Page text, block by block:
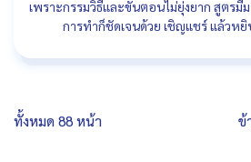
เพราะกรรมวิธีและขั้นตอนไม่ยุ่งยาก สูตร
การทำก็ชัดเจนด้วย เชิญแชร์ แล้วหยิ
ทั้งหมด 88 หน้า ข้